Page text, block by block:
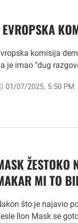
komisija
je imao "dug
01/07/2025, 5:50 PM
ŽESTOKO
MI TO
što je najavio
Ilon Mask se